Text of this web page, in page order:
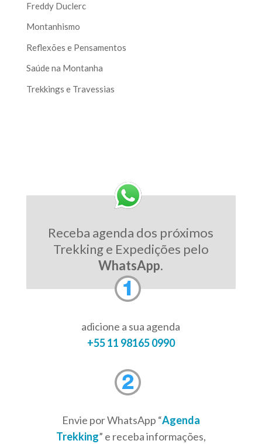
Freddy Duclerc
Montanhismo
Reflexões e Pensamentos
Saúde na Montanha
Trekkings e Travessias
Receba agenda dos próximos
Trekking e Expedições pelo
WhatsApp.
adicione a sua agenda
+55 11 98165 0990
Envie por WhatsApp “Agenda
Trekking” e receba informações,